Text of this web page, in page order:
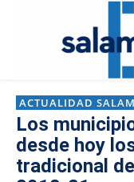
ACTUALIDAD
Los
desde hoy
tradicional